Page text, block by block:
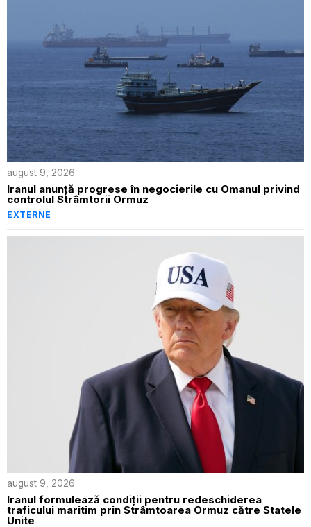
august 9, 2026
Iranul anunță progrese în negocierile cu Omanul privind
controlul Strâmtorii Ormuz
EXTERNE
august 9, 2026
Iranul formulează condiții pentru redeschiderea
traficului maritim prin Strâmtoarea Ormuz către Statele
Unite